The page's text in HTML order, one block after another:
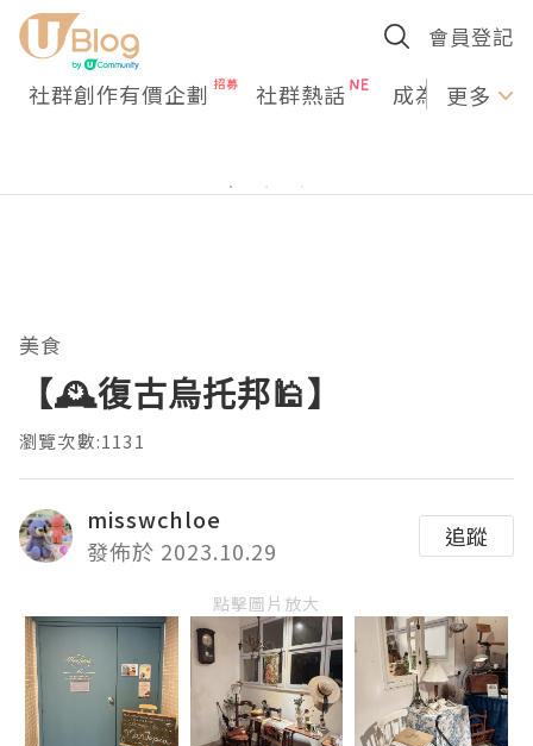
會員登記
社群創作有價企劃 社群熱話 成為U更多
美食
【🕰復古烏托邦🕌】
瀏覽次數:1131
misswchloe
發佈於 2023.10.29
追蹤
點擊圖片放大